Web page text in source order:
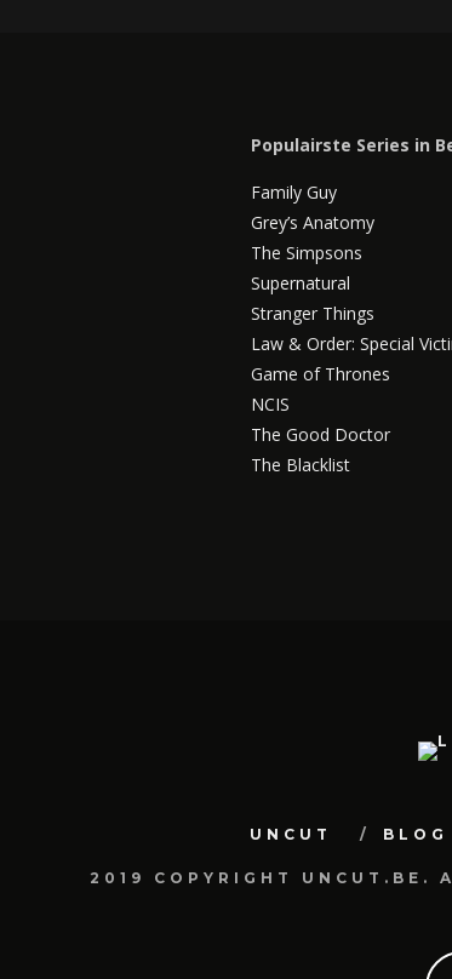
Populairste Series in
Family Guy
Grey’s Anatomy
The Simpsons
Supernatural
Stranger Things
Law & Order: Special
Game of Thrones
NCIS
The Good Doctor
The Blacklist
UNCUT BLOG
2019 COPYRIGHT UNCUT.BE.